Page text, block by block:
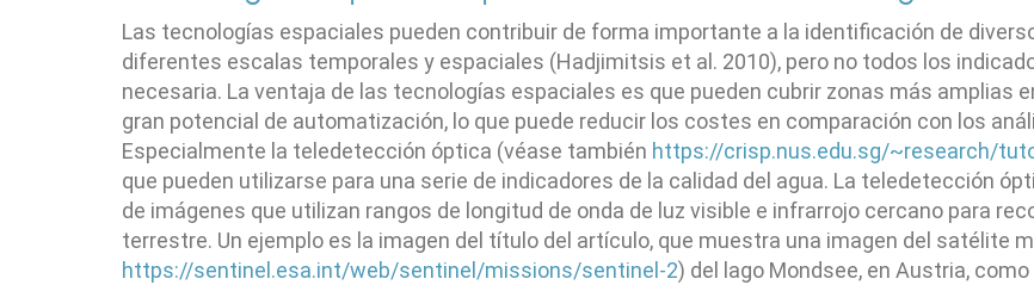
Las tecnologías espaciales pueden contribuir de forma importante a la identificación de
diferentes escalas temporales y espaciales (Hadjimitsis et al. 2010), pero no todos los
necesaria. La ventaja de las tecnologías espaciales es que pueden cubrir zonas más amplias
gran potencial de automatización, lo que puede reducir los costes en comparación con los
Especialmente la teledetección óptica (véase también https://crisp.nus.edu.sg/~research/
que pueden utilizarse para una serie de indicadores de la calidad del agua. La teledetección
de imágenes que utilizan rangos de longitud de onda de luz visible e infrarrojo cercano para
terrestre. Un ejemplo es la imagen del título del artículo, que muestra una imagen del satélite
https://sentinel.esa.int/web/sentinel/missions/sentinel-2) del lago Mondsee, en Austria,